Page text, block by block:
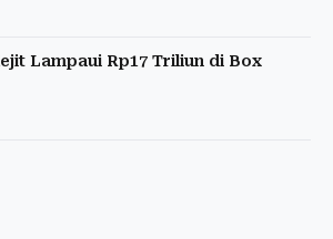
Lampaui Rp17 Triliun di Box